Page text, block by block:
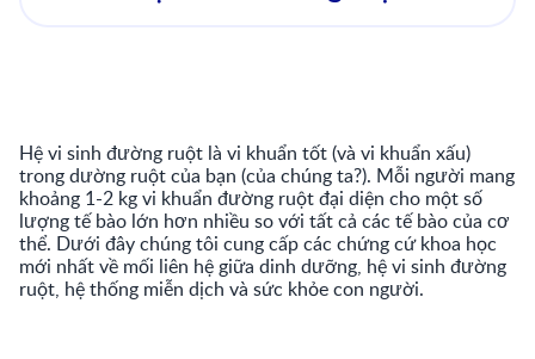
Hệ vi sinh đường ruột là vi khuẩn tốt (và vi khuẩn xấu)
trong dường ruột của bạn (của chúng ta?). Mỗi người mang
khoảng 1-2 kg vi khuẩn đường ruột đại diện cho một số
lượng tế bào lớn hơn nhiều so với tất cả các tế bào của cơ
thể. Dưới đây chúng tôi cung cấp các chứng cứ khoa học
mới nhất về mối liên hệ giữa dinh dưỡng, hệ vi sinh đường
ruột, hệ thống miễn dịch và sức khỏe con người.